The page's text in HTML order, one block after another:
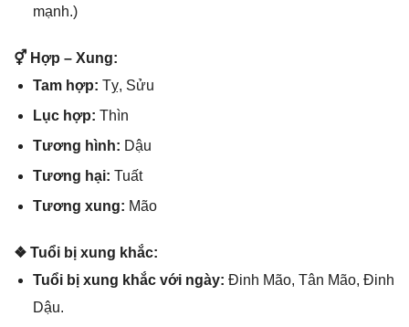
mạnh.)
⚥ Hợp – Xung:
Tam hợp: Tỵ, Sửu
Lục hợp: Thìn
Tươnɡ hình: Dậu
Tươnɡ hại: Tuất
Tươnɡ xung: Mão
❖ Tuổi bị xunɡ khắc:
Tuổi bị xunɡ khắc với ngày: Đinh Mão, Tân Mão, Đinh
Dậu.